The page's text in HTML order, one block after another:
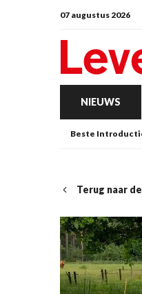
07 augustus 2026
NIEUWS
Beste
Terug naar